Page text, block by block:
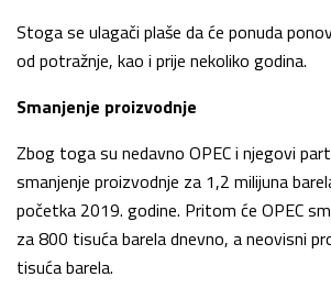
Stoga se ulagači plaše da će ponuda
od potražnje, kao i prije nekoliko godina.
Smanjenje proizvodnje
Zbog toga su nedavno OPEC i njegovi
smanjenje proizvodnje za 1,2 milijuna
početka 2019. godine. Pritom će OPEC
za 800 tisuća barela dnevno, a neovisni
tisuća barela.